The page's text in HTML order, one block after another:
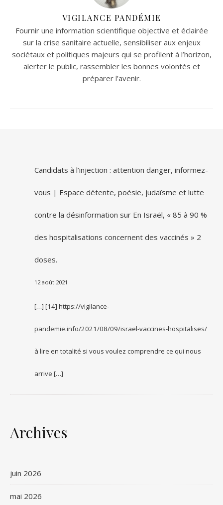
VIGILANCE PANDÉMIE
Fournir une information scientifique objective et éclairée
sur la crise sanitaire actuelle, sensibiliser aux enjeux
sociétaux et politiques majeurs qui se profilent à l’horizon,
alerter le public, rassembler les bonnes volontés et
préparer l’avenir.
Candidats à l’injection : attention danger, informez-
vous | Espace détente, poésie, judaïsme et lutte
contre la désinformation sur En Israël, « 85 à 90 %
des hospitalisations concernent des vaccinés » 2
doses.
12 août 2021
[…] [14] https://vigilance-
pandemie.info/2021/08/09/israel-vaccines-hospitalises/
à lire en totalité si vous voulez comprendre ce qui nous
arrive […]
Archives
juin 2026
mai 2026